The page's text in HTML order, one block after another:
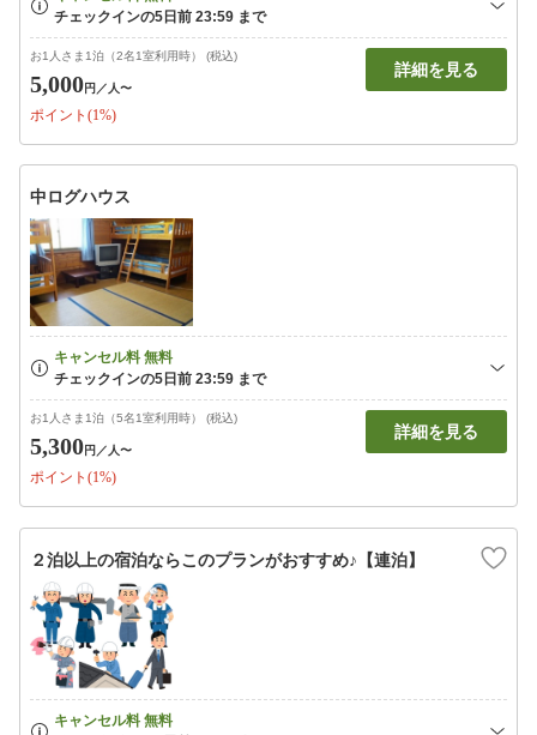
お1人さま1泊（2名1室利用時） (税込)
5,000円 ／人〜
ポイント(1%)
詳細を見る
中ログハウス
お1人さま1泊（5名1室利用時） (税込)
5,300円 ／人〜
ポイント(1%)
詳細を見る
２泊以上の宿泊ならこのプランがおすすめ♪【連泊】